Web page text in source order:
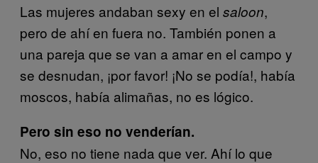
Las mujeres andaban sexy en el saloon,
pero de ahí en fuera no. También ponen a
una pareja que se van a amar en el campo y
se desnudan, ¡por favor! ¡No se podía!, había
moscos, había alimañas, no es lógico.
Pero sin eso no venderían.
No, eso no tiene nada que ver. Ahí lo que